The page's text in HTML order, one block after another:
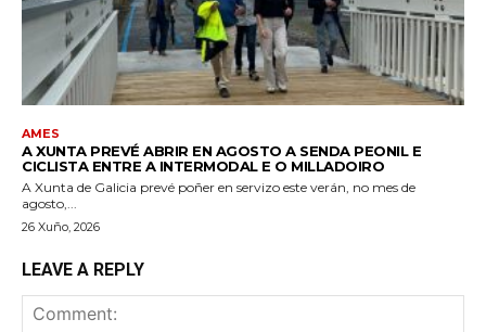
AMES
A XUNTA PREVÉ ABRIR EN AGOSTO A SENDA PEONIL E
CICLISTA ENTRE A INTERMODAL E O MILLADOIRO
A Xunta de Galicia prevé poñer en servizo este verán, no mes de
agosto,...
26 Xuño, 2026
LEAVE A REPLY